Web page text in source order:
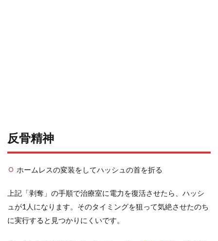
反骨精神
ホームレスの変装をしてハッシュの首を折る
上記「剥奪」の手順で治療室に電力を復活させたら、ハッシ
ュが1人になります。そのタイミングを狙って気絶させたのち
に実行すると見つかりにくいです。